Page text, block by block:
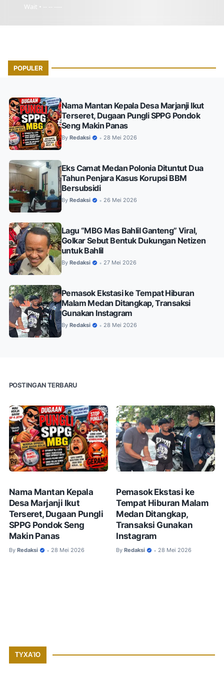
Wait • -- -- ----
POPULER
Nama Mantan Kepala Desa Marjanji Ikut
Terseret, Dugaan Pungli SPPG Pondok
Seng Makin Panas
By Redaksi • 28 Mei 2026
Eks Camat Medan Polonia Dituntut Dua
Tahun Penjara Kasus Korupsi BBM
Bersubsidi
By Redaksi • 26 Mei 2026
Lagu “MBG Mas Bahlil Ganteng” Viral,
Golkar Sebut Bentuk Dukungan Netizen
untuk Bahlil
By Redaksi • 27 Mei 2026
Pemasok Ekstasi ke Tempat Hiburan
Malam Medan Ditangkap, Transaksi
Gunakan Instagram
By Redaksi • 28 Mei 2026
POSTINGAN TERBARU
Nama Mantan Kepala
Desa Marjanji Ikut
Terseret, Dugaan Pungli
SPPG Pondok Seng
Makin Panas
By Redaksi • 28 Mei 2026
Pemasok Ekstasi ke
Tempat Hiburan Malam
Medan Ditangkap,
Transaksi Gunakan
Instagram
By Redaksi • 28 Mei 2026
ΤΥΧΑΊΟ